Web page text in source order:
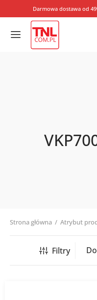
Darmowa dostawa od
Strona główna / Atrybut
Filtry